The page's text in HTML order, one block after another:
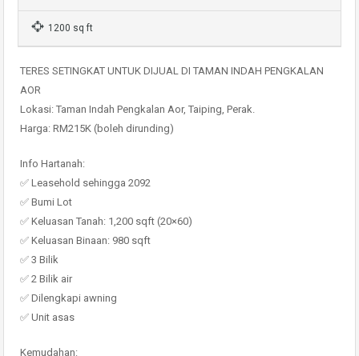
1200 sq ft
TERES SETINGKAT UNTUK DIJUAL DI TAMAN INDAH PENGKALAN
AOR
Lokasi: Taman Indah Pengkalan Aor, Taiping, Perak.
Harga: RM215K (boleh dirunding)
Info Hartanah:
✅ Leasehold sehingga 2092
✅ Bumi Lot
✅ Keluasan Tanah: 1,200 sqft (20×60)
✅ Keluasan Binaan: 980 sqft
✅ 3 Bilik
✅ 2 Bilik air
✅ Dilengkapi awning
✅ Unit asas
Kemudahan: